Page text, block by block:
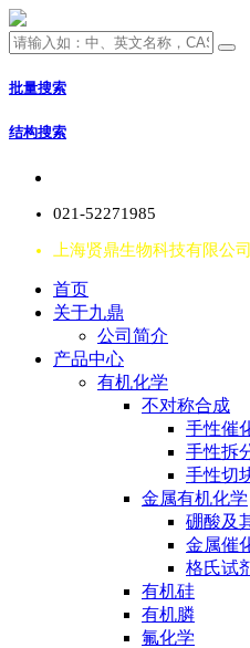
批量搜索
结构搜索
021-52271985
上海贤鼎生物科技有限公司
首页
关于九鼎
公司简介
产品中心
有机化学
不对称合成
手性催
手性拆
手性切
金属有机化学
硼酸及
金属催
格氏试
有机硅
有机膦
氟化学